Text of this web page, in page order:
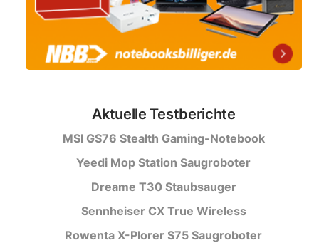
Aktuelle Testberichte
MSI GS76 Stealth Gaming-Notebook
Yeedi Mop Station Saugroboter
Dreame T30 Staubsauger
Sennheiser CX True Wireless
Rowenta X-Plorer S75 Saugroboter